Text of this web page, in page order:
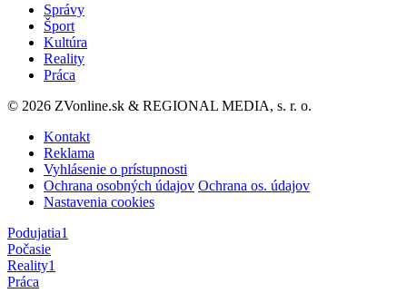
Správy
Šport
Kultúra
Reality
Práca
© 2026 ZVonline.sk & REGIONAL MEDIA, s. r. o.
Kontakt
Reklama
Vyhlásenie o prístupnosti
Ochrana osobných údajov Ochrana os. údajov
Nastavenia cookies
Podujatia1
Počasie
Reality1
Práca